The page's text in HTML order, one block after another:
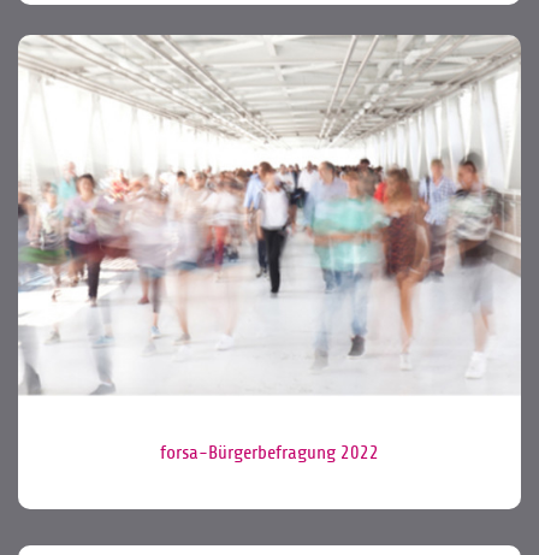
forsa-Bürgerbefragung 2022